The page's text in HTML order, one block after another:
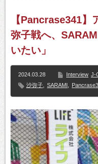
【Pancrase341
弥子戦へ、
いたい」
2024.03.28 Interview J-
沙弥子
SARAMI